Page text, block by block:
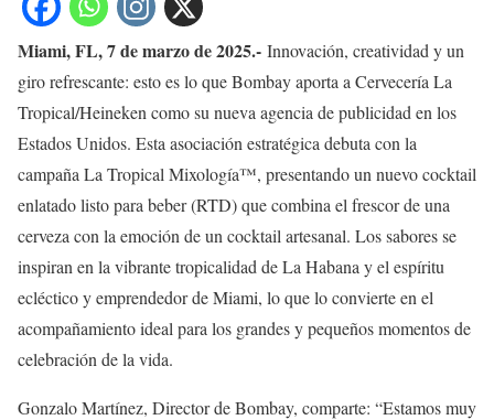
Miami, FL, 7 de marzo de 2025.- Innovación, creatividad y un
giro refrescante: esto es lo que Bombay aporta a Cervecería La
Tropical/Heineken como su nueva agencia de publicidad en los
Estados Unidos. Esta asociación estratégica debuta con la
campaña La Tropical Mixología™, presentando un nuevo cocktail
enlatado listo para beber (RTD) que combina el frescor de una
cerveza con la emoción de un cocktail artesanal. Los sabores se
inspiran en la vibrante tropicalidad de La Habana y el espíritu
ecléctico y emprendedor de Miami, lo que lo convierte en el
acompañamiento ideal para los grandes y pequeños momentos de
celebración de la vida.
Gonzalo Martínez, Director de Bombay, comparte: “Estamos muy